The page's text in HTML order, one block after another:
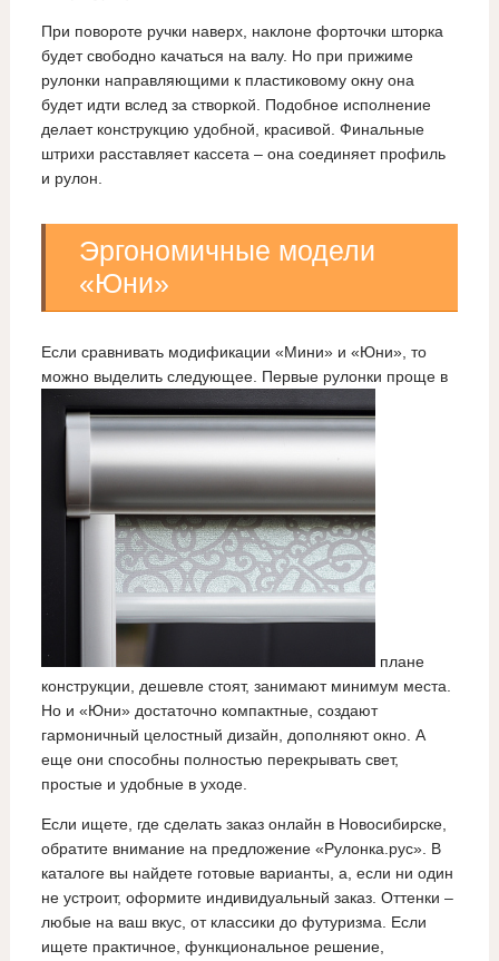
При повороте ручки наверх, наклоне форточки шторка
будет свободно качаться на валу. Но при прижиме
рулонки направляющими к пластиковому окну она
будет идти вслед за створкой. Подобное исполнение
делает конструкцию удобной, красивой. Финальные
штрихи расставляет кассета – она соединяет профиль
и рулон.
Эргономичные модели
«Юни»
Если сравнивать модификации «Мини» и «Юни», то
можно выделить следующее. Первые рулонки проще в
плане
конструкции, дешевле стоят, занимают минимум места.
Но и «Юни» достаточно компактные, создают
гармоничный целостный дизайн, дополняют окно. А
еще они способны полностью перекрывать свет,
простые и удобные в уходе.
Если ищете, где сделать заказ онлайн в Новосибирске,
обратите внимание на предложение «Рулонка.рус». В
каталоге вы найдете готовые варианты, а, если ни один
не устроит, оформите индивидуальный заказ. Оттенки –
любые на ваш вкус, от классики до футуризма. Если
ищете практичное, функциональное решение,